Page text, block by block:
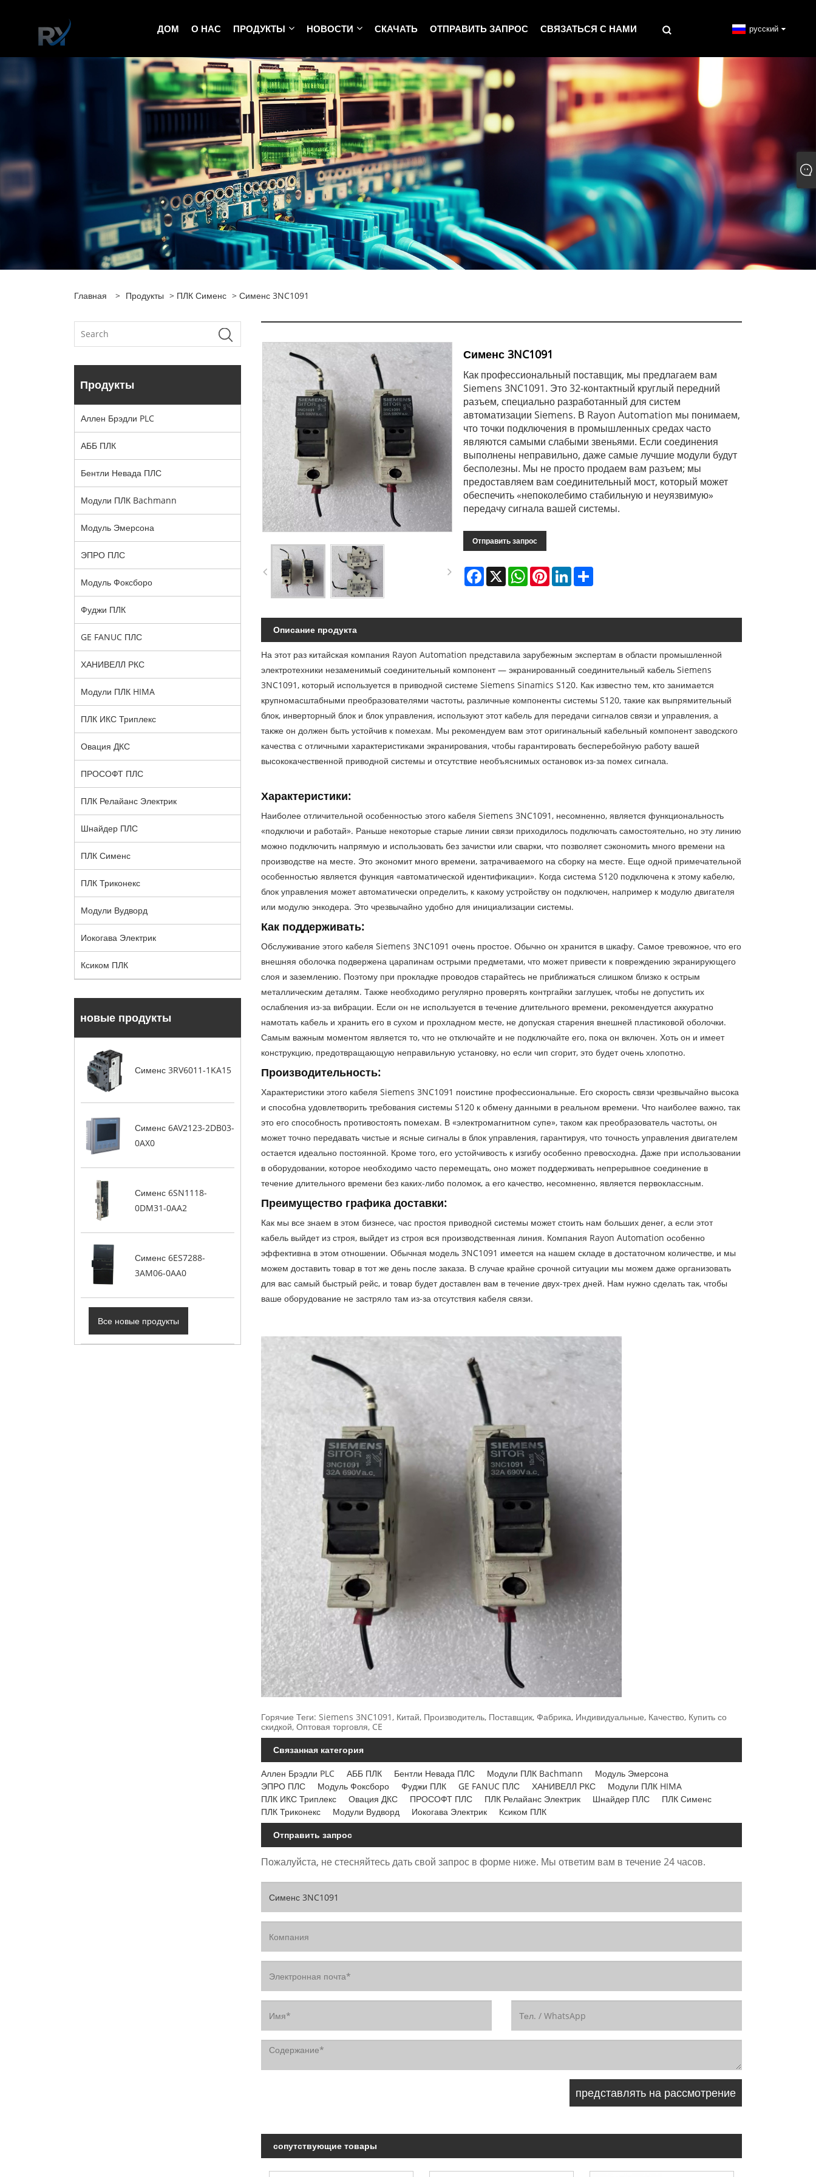
ДОМ О НАС ПРОДУКТЫ НОВОСТИ СКАЧАТЬ ОТПРАВИТЬ ЗАПРОС СВЯЗАТЬСЯ С НАМИ русский
Главная > Продукты > ПЛК Сименс > Сименс 3NC1091
Продукты
Аллен Брэдли PLC
АББ ПЛК
Бентли Невада ПЛС
Модули ПЛК Bachmann
Модуль Эмерсона
ЭПРО ПЛС
Модуль Фоксборо
Фуджи ПЛК
GE FANUC ПЛС
ХАНИВЕЛЛ РКС
Модули ПЛК HIMA
ПЛК ИКС Триплекс
Овация ДКС
ПРОСОФТ ПЛС
ПЛК Релайанс Электрик
Шнайдер ПЛС
ПЛК Сименс
ПЛК Триконекс
Модули Вудворд
Иокогава Электрик
Ксиком ПЛК
новые продукты
Сименс 3RV6011-1KA15
Сименс 6AV2123-2DB03-
0AX0
Сименс 6SN1118-
0DM31-0AA2
Сименс 6ES7288-
3AM06-0AA0
Все новые продукты
Сименс 3NC1091
Как профессиональный поставщик, мы предлагаем вам
Siemens 3NC1091. Это 32-контактный круглый передний
разъем, специально разработанный для систем
автоматизации Siemens. В Rayon Automation мы понимаем,
что точки подключения в промышленных средах часто
являются самыми слабыми звеньями. Если соединения
выполнены неправильно, даже самые лучшие модули будут
бесполезны. Мы не просто продаем вам разъем; мы
предоставляем вам соединительный мост, который может
обеспечить «непоколебимо стабильную и неуязвимую»
передачу сигнала вашей системы.
Отправить запрос
Facebook
X WhatsAppPinterestLinkedInShare
Описание продукта
На этот раз китайская компания Rayon Automation представила зарубежным экспертам в области промышленной
электротехники незаменимый соединительный компонент — экранированный соединительный кабель Siemens
3NC1091, который используется в приводной системе Siemens Sinamics S120. Как известно тем, кто занимается
крупномасштабными преобразователями частоты, различные компоненты системы S120, такие как выпрямительный
блок, инверторный блок и блок управления, используют этот кабель для передачи сигналов связи и управления, а
также он должен быть устойчив к помехам. Мы рекомендуем вам этот оригинальный кабельный компонент заводского
качества с отличными характеристиками экранирования, чтобы гарантировать бесперебойную работу вашей
высококачественной приводной системы и отсутствие необъяснимых остановок из-за помех сигнала.
Характеристики:
Наиболее отличительной особенностью этого кабеля Siemens 3NC1091, несомненно, является функциональность
«подключи и работай». Раньше некоторые старые линии связи приходилось подключать самостоятельно, но эту линию
можно подключить напрямую и использовать без зачистки или сварки, что позволяет сэкономить много времени на
производстве на месте. Это экономит много времени, затрачиваемого на сборку на месте. Еще одной примечательной
особенностью является функция «автоматической идентификации». Когда система S120 подключена к этому кабелю,
блок управления может автоматически определить, к какому устройству он подключен, например к модулю двигателя
или модулю энкодера. Это чрезвычайно удобно для инициализации системы.
Как поддерживать:
Обслуживание этого кабеля Siemens 3NC1091 очень простое. Обычно он хранится в шкафу. Самое тревожное, что его
внешняя оболочка подвержена царапинам острыми предметами, что может привести к повреждению экранирующего
слоя и заземлению. Поэтому при прокладке проводов старайтесь не приближаться слишком близко к острым
металлическим деталям. Также необходимо регулярно проверять контргайки заглушек, чтобы не допустить их
ослабления из-за вибрации. Если он не используется в течение длительного времени, рекомендуется аккуратно
намотать кабель и хранить его в сухом и прохладном месте, не допуская старения внешней пластиковой оболочки.
Самым важным моментом является то, что не отключайте и не подключайте его, пока он включен. Хоть он и имеет
конструкцию, предотвращающую неправильную установку, но если чип сгорит, это будет очень хлопотно.
Производительность:
Характеристики этого кабеля Siemens 3NC1091 поистине профессиональные. Его скорость связи чрезвычайно высока
и способна удовлетворить требования системы S120 к обмену данными в реальном времени. Что наиболее важно, так
это его способность противостоять помехам. В «электромагнитном супе», таком как преобразователь частоты, он
может точно передавать чистые и ясные сигналы в блок управления, гарантируя, что точность управления двигателем
остается идеально постоянной. Кроме того, его устойчивость к изгибу особенно превосходна. Даже при использовании
в оборудовании, которое необходимо часто перемещать, оно может поддерживать непрерывное соединение в
течение длительного времени без каких-либо поломок, а его качество, несомненно, является первоклассным.
Преимущество графика доставки:
Как мы все знаем в этом бизнесе, час простоя приводной системы может стоить нам больших денег, а если этот
кабель выйдет из строя, выйдет из строя вся производственная линия. Компания Rayon Automation особенно
эффективна в этом отношении. Обычная модель 3NC1091 имеется на нашем складе в достаточном количестве, и мы
можем доставить товар в тот же день после заказа. В случае крайне срочной ситуации мы можем даже организовать
для вас самый быстрый рейс, и товар будет доставлен вам в течение двух-трех дней. Нам нужно сделать так, чтобы
ваше оборудование не застряло там из-за отсутствия кабеля связи.
Горячие Теги: Siemens 3NC1091, Китай, Производитель, Поставщик, Фабрика, Индивидуальные, Качество, Купить со
скидкой, Оптовая торговля, CE
Связанная категория
Аллен Брэдли PLC АББ ПЛК Бентли Невада ПЛС Модули ПЛК Bachmann
Модуль Эмерсона
ЭПРО ПЛС
Модуль Фоксборо Фуджи ПЛК GE FANUC ПЛС ХАНИВЕЛЛ РКС
Модули ПЛК HIMA
ПЛК ИКС Триплекс
Овация ДКС ПРОСОФТ ПЛС ПЛК Релайанс Электрик Шнайдер ПЛС
ПЛК Сименс
ПЛК Триконекс
Модули Вудворд Иокогава Электрик
Ксиком ПЛК
Отправить запрос
Пожалуйста, не стесняйтесь дать свой запрос в форме ниже. Мы ответим вам в течение 24 часов.
сопутствующие товары